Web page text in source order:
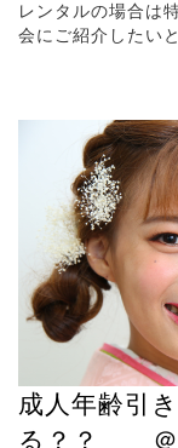
レンタルの場合は
会にご紹介したい
成人年齢引
る？？ ＠